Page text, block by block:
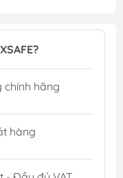
chính hãng
hàng